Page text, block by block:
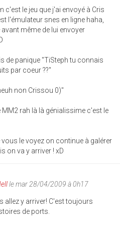
c'est le jeu que j'ai envoyé à Cris
l'émulateur snes en ligne haha,
avant même de lui envoyer
de panique "TiSteph tu connais
par coeur ??"
non Crissou 0)"
MM2 rah là là génialissime c'est le
le voyez on continue à galérer
on va y arriver ! xD
le mar 28/04/2009 à 0h17
allez y arriver! C'est toujours
de ports.